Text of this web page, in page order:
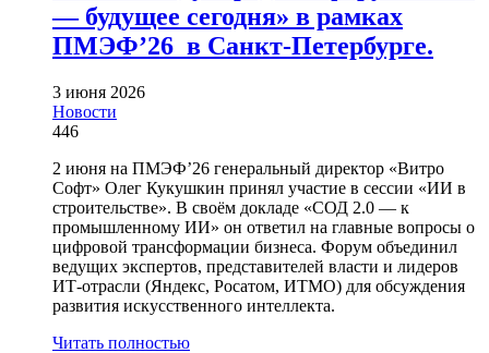
— будущее сегодня» в рамках
ПМЭФ’26 в Санкт-Петербурге.
3 июня 2026
Новости
446
2 июня на ПМЭФ’26 генеральный директор «Витро
Софт» Олег Кукушкин принял участие в сессии «ИИ в
строительстве». В своём докладе «СОД 2.0 — к
промышленному ИИ» он ответил на главные вопросы о
цифровой трансформации бизнеса. Форум объединил
ведущих экспертов, представителей власти и лидеров
ИТ-отрасли (Яндекс, Росатом, ИТМО) для обсуждения
развития искусственного интеллекта.
Читать полностью